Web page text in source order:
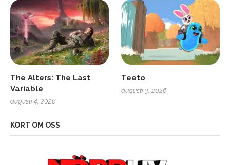
The Alters: The Last
Variable
augusti 4, 2026
Teeto
augusti 3, 2026
KORT OM OSS